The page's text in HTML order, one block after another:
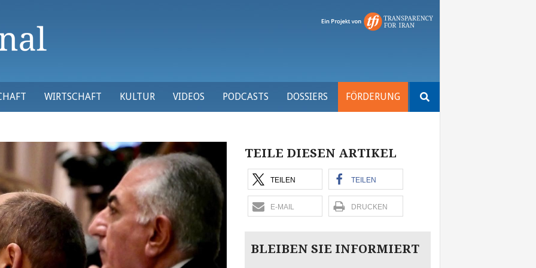
WIRTSCHAFT KULTUR VIDEOS PODCASTS DOSSIERS FÖRDERUNG
nach:
TEILE DIESEN ARTIKEL
TEILEN TEILEN
E-MAIL DRUCKEN
BLEIBEN SIE INFORMIERT